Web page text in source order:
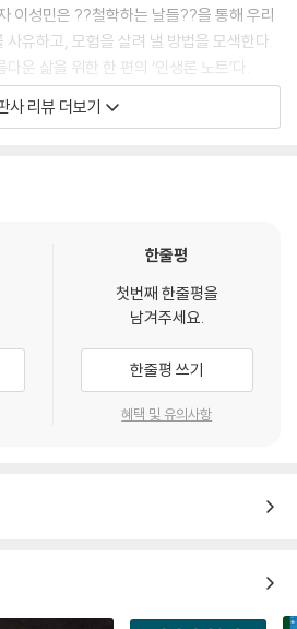
이성민은 ??철학하는 날들??을 통해 우리
사유하고, 모험을 살려 낼 방법을 모색한다.
운 삶을 위한 한 편의 ‘인생론 노트’다.
,
사회를 사유해 온 철학자다. 난해한 해외
‘모험’으로 여행이 지니는 의미, ‘용기’의
건설적 토론장으로 기능하는 광장의 의의
얽힌 철학적 사유를 그는 이 책에서 잠잠하
각하는 일상의 문제를 섬세하게 바라보려
아들었다.
소한 문제는 바쁘다는 핑계로 생각할 겨를
의 텍스트야말로 ‘일상의 함몰에 저항하는
다.
사 리뷰 더보기
한줄평
첫번째 한줄평을
남겨주세요.
한줄평 쓰기
혜택 및 유의사항